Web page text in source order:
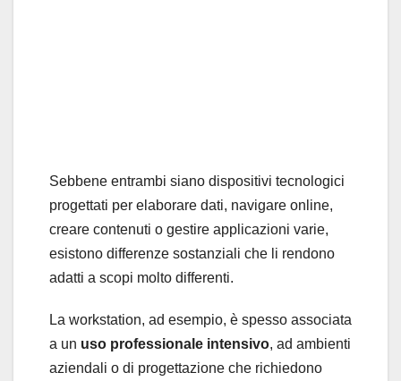
Sebbene entrambi siano dispositivi tecnologici
progettati per elaborare dati, navigare online,
creare contenuti o gestire applicazioni varie,
esistono differenze sostanziali che li rendono
adatti a scopi molto differenti.
La workstation, ad esempio, è spesso associata
a un uso professionale intensivo, ad ambienti
aziendali o di progettazione che richiedono